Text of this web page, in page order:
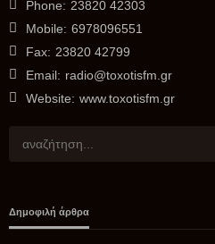
ΝΙΚΗ για μεταναστευτικό:
Phone: 23820 42303
Mobile: 6978096551
Fax: 23820 42799
Email: radio@toxotisfm.gr
Website: www.toxotisfm.gr
Δημοφιλή άρθρα